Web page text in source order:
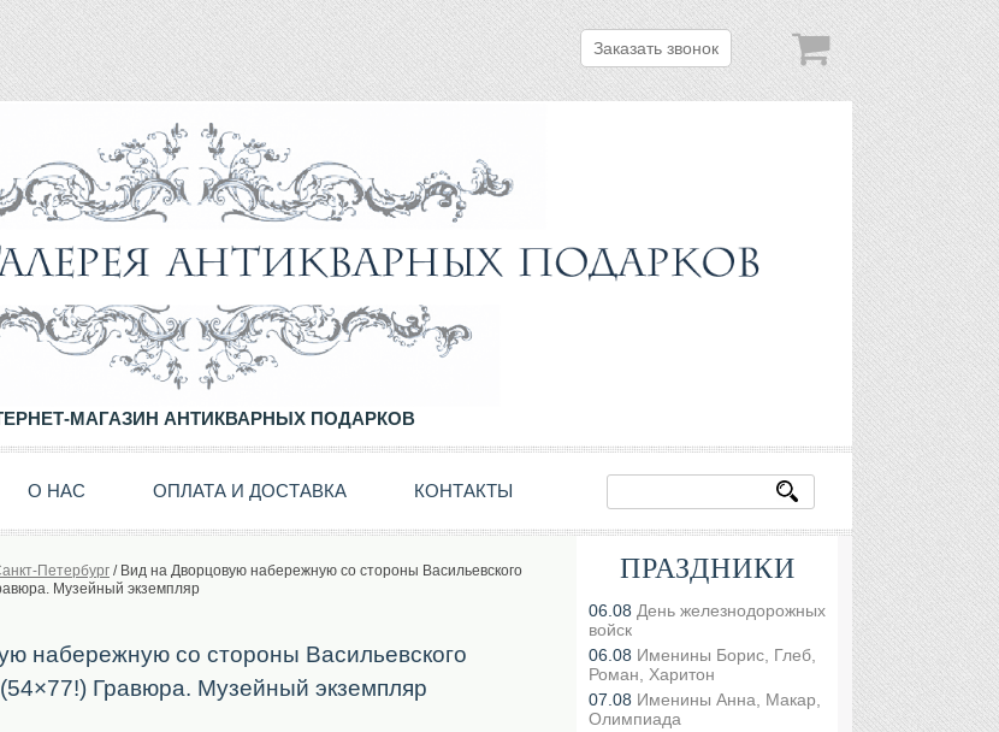
Заказать звонок
МАГАЗИН АНТИКВАРНЫХ ПОДАРКОВ
О НАС ОПЛАТА И ДОСТАВКА КОНТАКТЫ
Петербург / Вид на Дворцовую набережную со стороны Васильевского
Музейный экземпляр
набережную со стороны Васильевского
Гравюра. Музейный экземпляр
ПРАЗДНИКИ
06.08 День железнодорожных
войск
06.08 Именины Борис, Глеб,
Роман, Харитон
07.08 Именины Анна, Макар,
Олимпиада